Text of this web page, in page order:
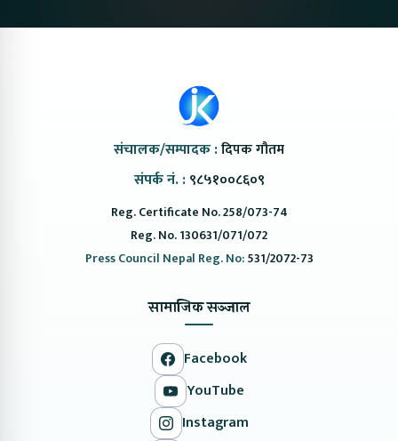
संचालक/सम्पादक :दिपक गौतम
संपर्क नं. : ९८५१००८६०९
Reg. Certificate No. 258/073-74
Reg. No. 130631/071/072
Press Council Nepal Reg. No:531/2072-73
सामाजिक सञ्जाल
Facebook
YouTube
Instagram